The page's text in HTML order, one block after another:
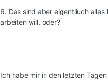
6. Das sind aber eigentliuch
arbeiten will, oder?
Ich habe mir in den letzten